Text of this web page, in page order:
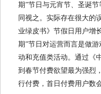
期”节日与元宵节、圣诞
同视之。实际存在很大的
业绿皮书》节假日用户增
期”节日对运营而言是做
动和充值类活动。通过《
到春节付费欲望最为强烈
行付费，首日付费用户数